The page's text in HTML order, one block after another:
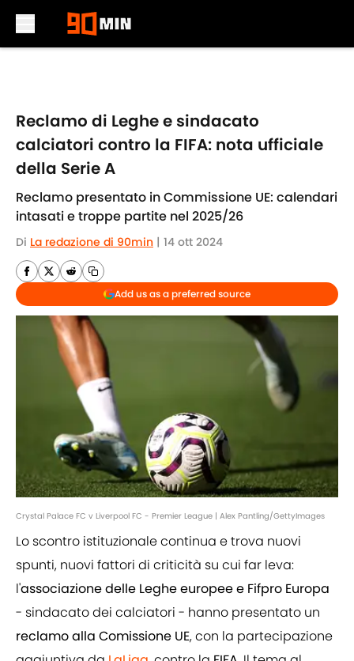
Reclamo di Leghe e sindacato
calciatori contro la FIFA: nota ufficiale
della Serie A
Reclamo presentato in Commissione UE: calendari
intasati e troppe partite nel 2025/26
Di La redazione di 90min | 14 ott 2024
Add us as a preferred source
Crystal Palace FC v Liverpool FC - Premier League | Alex Pantling/GettyImages
Lo scontro istituzionale continua e trova nuovi
spunti, nuovi fattori di criticità su cui far leva:
l'associazione delle Leghe europee e Fifpro Europa
- sindacato dei calciatori - hanno presentato un
reclamo alla Comissione UE, con la partecipazione